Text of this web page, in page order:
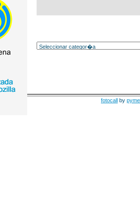
fotocall by